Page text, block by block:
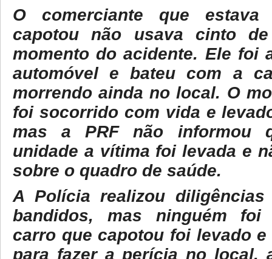
O comerciante que
capotou não usava cinto
momento do acidente. Ele foi
automóvel e bateu com a
morrendo ainda no local. O
foi socorrido com vida e
mas a PRF não informou
unidade a vítima foi levada e
sobre o quadro de saúde.
A Polícia realizou
bandidos, mas ninguém foi
carro que capotou foi levado
para fazer a perícia no local,